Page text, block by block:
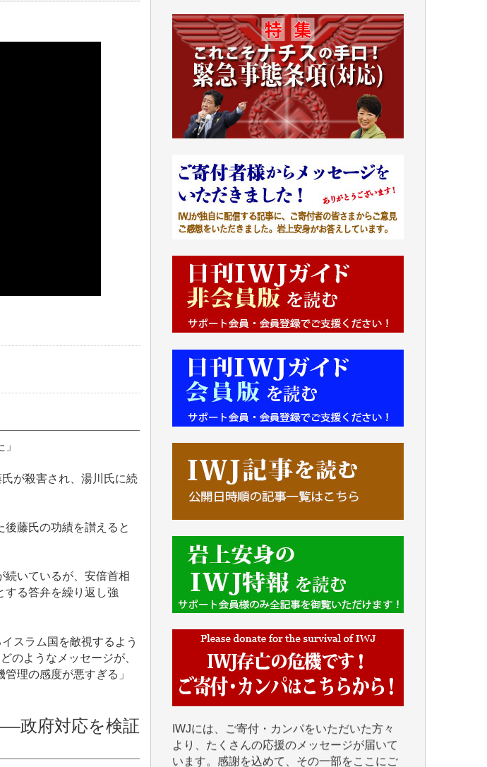
が殺害され、湯川氏に続
藤氏の功績を讃えると
いているが、安倍首相
する答弁を繰り返し強
スラム国を敵視するよう
のようなメッセージが、
理の感度が悪すぎる」
政府対応を検証
■■■■■■
IWJには、ご寄付・カンパをいただいた方々
より、たくさんの応援のメッセージが届いて
います。感謝を込めて、その一部をここにご
紹介いたします。
■■■■■■